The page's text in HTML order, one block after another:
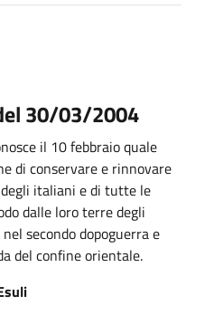
30/03/2004
il 10 febbraio quale
di conservare e rinnovare
italiani e di tutte le
dalle loro terre degli
secondo dopoguerra e
del confine orientale.